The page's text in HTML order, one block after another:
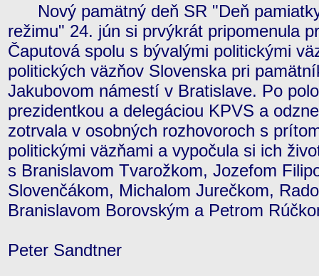
Nový pamätný deň SR "Deň
režimu" 24. jún si prvýkrát pripomenula
Čaputová spolu s bývalými politickými
politických väzňov Slovenska pri
Jakubovom námestí v Bratislave. Po
prezidentkou a delegáciou KPVS a
zotrvala v osobných rozhovoroch s
politickými väzňami a vypočula si ich
s Branislavom Tvarožkom, Jozefom
Slovenčákom, Michalom Jurečkom,
Branislavom Borovským a Petrom
Peter Sandtner